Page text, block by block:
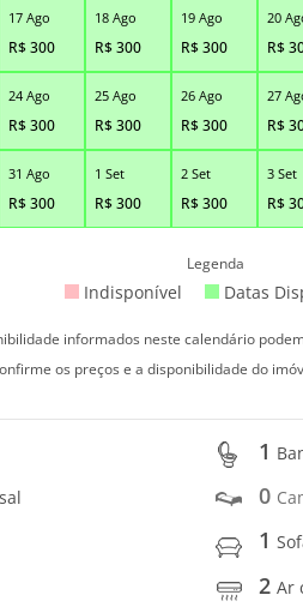
17 Ago
R$300
18 Ago
R$300
19 Ago
R$300
20
R$
24 Ago
R$300
25 Ago
R$300
26 Ago
R$300
27
R$
31 Ago
R$300
1 Set
R$300
2 Set
R$300
3 Set
R$
Legenda
Indisponível Datas
informados neste calendário
os preços e a disponibilidade do
1
0
1
2Ar